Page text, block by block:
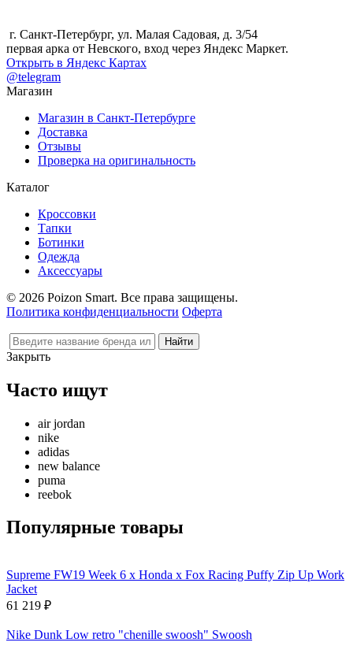
г. Санкт-Петербург, ул. Малая Садовая, д. 3/54
первая арка от Невского, вход через Яндекс Маркет.
Открыть в Яндекс Картах
@telegram
Магазин
Магазин в Санкт-Петербурге
Доставка
Отзывы
Проверка на оригинальность
Каталог
Кроссовки
Тапки
Ботинки
Одежда
Аксессуары
© 2026 Poizon Smart. Все права защищены.
Политика конфиденциальности Оферта
Закрыть
Часто ищут
air jordan
nike
adidas
new balance
puma
reebok
Популярные товары
Supreme FW19 Week 6 x Honda x Fox Racing Puffy Zip Up Work
Jacket
61 219 ₽
Nike Dunk Low retro "chenille swoosh" Swoosh